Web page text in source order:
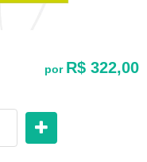
por R$ 322,00